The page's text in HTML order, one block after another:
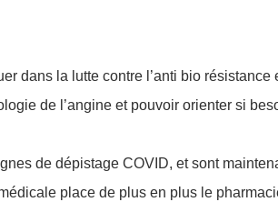
dans la lutte contre l’anti bio
de l’angine et pouvoir orienter si
de dépistage COVID, et sont
place de plus en plus le